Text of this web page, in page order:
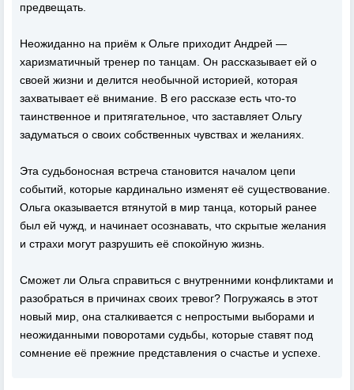
предвещать.
Неожиданно на приём к Ольге приходит Андрей —
харизматичный тренер по танцам. Он рассказывает ей о
своей жизни и делится необычной историей, которая
захватывает её внимание. В его рассказе есть что-то
таинственное и притягательное, что заставляет Ольгу
задуматься о своих собственных чувствах и желаниях.
Эта судьбоносная встреча становится началом цепи
событий, которые кардинально изменят её существование.
Ольга оказывается втянутой в мир танца, который ранее
был ей чужд, и начинает осознавать, что скрытые желания
и страхи могут разрушить её спокойную жизнь.
Сможет ли Ольга справиться с внутренними конфликтами и
разобраться в причинах своих тревог? Погружаясь в этот
новый мир, она сталкивается с непростыми выборами и
неожиданными поворотами судьбы, которые ставят под
сомнение её прежние представления о счастье и успехе.